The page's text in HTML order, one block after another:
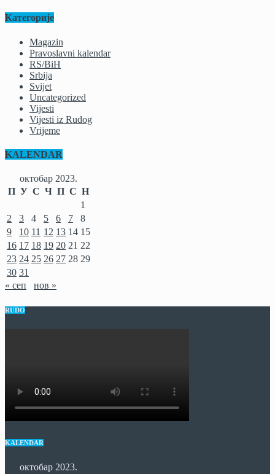
Категорије
Magazin
Pravoslavni kalendar
RS/BiH
Srbija
Svijet
Uncategorized
Vijesti
Vijesti iz Rudog
Vrijeme
KALENDAR
октобар 2023.
П У С Ч П С Н
1
2
3 4 5 6 7
8
9
10 11 12 13 14 15
16 17 18 19 20 21 22
23 24 25 26 27 28 29
30 31
« сеп
нов »
RUDO
KALENDAR
октобар 2023.